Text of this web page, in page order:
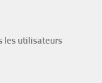
les utilisateurs